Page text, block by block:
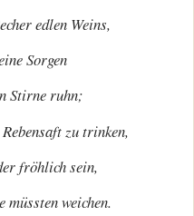
edlen Weins,
Sorgen
Stirne ruhn;
zu trinken,
fröhlich sein,
weichen.